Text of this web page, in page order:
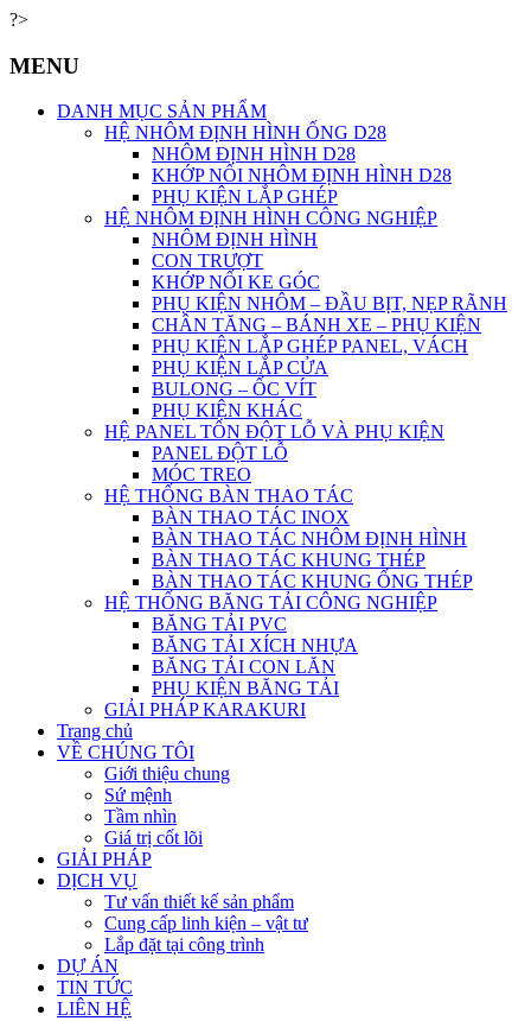
?>
MENU
DANH MỤC SẢN PHẨM
HỆ NHÔM ĐỊNH HÌNH ỐNG D28
NHÔM ĐỊNH HÌNH D28
KHỚP NỐI NHÔM ĐỊNH HÌNH D28
PHỤ KIỆN LẮP GHÉP
HỆ NHÔM ĐỊNH HÌNH CÔNG NGHIỆP
NHÔM ĐỊNH HÌNH
CON TRƯỢT
KHỚP NỐI KE GÓC
PHỤ KIỆN NHÔM – ĐẦU BỊT, NẸP RÃNH
CHÂN TĂNG – BÁNH XE – PHỤ KIỆN
PHỤ KIỆN LẮP GHÉP PANEL, VÁCH
PHỤ KIỆN LẮP CỬA
BULONG – ỐC VÍT
PHỤ KIỆN KHÁC
HỆ PANEL TÔN ĐỘT LỖ VÀ PHỤ KIỆN
PANEL ĐỘT LỖ
MÓC TREO
HỆ THỐNG BÀN THAO TÁC
BÀN THAO TÁC INOX
BÀN THAO TÁC NHÔM ĐỊNH HÌNH
BÀN THAO TÁC KHUNG THÉP
BÀN THAO TÁC KHUNG ỐNG THÉP
HỆ THỐNG BĂNG TẢI CÔNG NGHIỆP
BĂNG TẢI PVC
BĂNG TẢI XÍCH NHỰA
BĂNG TẢI CON LĂN
PHỤ KIỆN BĂNG TẢI
GIẢI PHÁP KARAKURI
Trang chủ
VỀ CHÚNG TÔI
Giới thiệu chung
Sứ mệnh
Tầm nhìn
Giá trị cốt lõi
GIẢI PHÁP
DỊCH VỤ
Tư vấn thiết kế sản phẩm
Cung cấp linh kiện – vật tư
Lắp đặt tại công trình
DỰ ÁN
TIN TỨC
LIÊN HỆ